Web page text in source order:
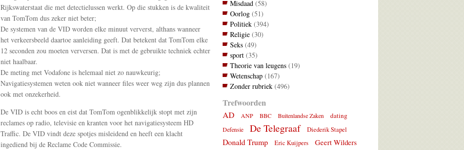
Rijkswaterstaat die met detectielussen werkt. Op die stukken is de kwaliteit
van TomTom dus zeker niet beter;
De systemen van de VID worden elke minuut ververst, althans wanneer
het verkeersbeeld daartoe aanleiding geeft. Dat betekent dat TomTom elke
12 seconden zou moeten verversen. Dat is met de gebruikte techniek echter
niet haalbaar.
De meting met Vodafone is helemaal niet zo nauwkeurig;
Navigatiesystemen weten ook niet wanneer files weer weg zijn dus plannen
ook met onzekerheid.
De VID is echt boos en eist dat TomTom ogenblikkelijk stopt met zijn
reclames op radio, televisie en kranten voor het navigatiesysteem HD
Traffic. De VID vindt deze spotjes misleidend en heeft een klacht
ingediend bij de Reclame Code Commissie.
Misdaad(58)
Oorlog(51)
Politiek(394)
Religie(30)
Seks(49)
sport(35)
Theorie van leugens(19)
Wetenschap(167)
Zonder rubriek(496)
Trefwoorden
AD
ANP BBC Buitenlandse Zaken dating
Defensie De Telegraaf Diederik Stapel
Donald Trump Eric Kuijpers Geert Wilders